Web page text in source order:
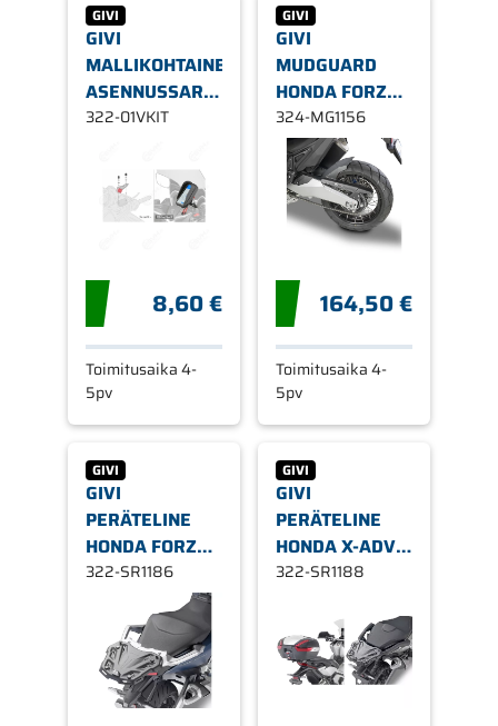
GIVI
GIVI
MALLIKOHTAINEN
ASENNUSSARJA
S903A/S904B
01VKIT
322-01VKIT
8,60 €
Toimitusaika 4-
5pv
GIVI
GIVI
MUDGUARD
HONDA FORZA
INTEGRA X-ADV
324-MG1156
164,50 €
Toimitusaika 4-
5pv
GIVI
GIVI
PERÄTELINE
HONDA FORZA,
X-ADV 750
322-SR1186
GIVI
GIVI
PERÄTELINE
HONDA X-ADV
750 2021-
322-SR1188